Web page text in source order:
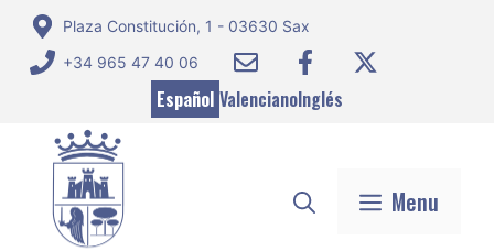
Saltar
contenido
Plaza Constitución, 1 - 03630 Sax
+34 965 47 40 06
Español ValencianoInglés
Menu